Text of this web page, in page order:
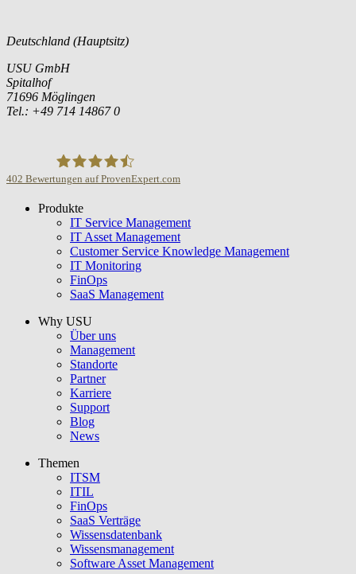
Deutschland (Hauptsitz)
USU GmbH
Spitalhof
71696 Möglingen
Tel.: +49 714 14867 0
USU GmbH
402 Bewertungen auf ProvenExpert.com
Produkte
IT Service Management
IT Asset Management
Customer Service Knowledge Management
IT Monitoring
FinOps
SaaS Management
Why USU
Über uns
Management
Standorte
Partner
Karriere
Support
Blog
News
Themen
ITSM
ITIL
FinOps
SaaS Verträge
Wissensdatenbank
Wissensmanagement
Software Asset Management